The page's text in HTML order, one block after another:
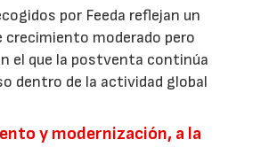
por Feeda reflejan un
crecimiento moderado pero
el que la postventa continúa
dentro de la actividad global
y modernización, a la